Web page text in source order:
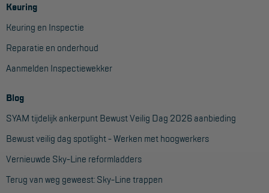
Werken bij ons
Product video's
Handleidingen
Tips en trucs
Veelgestelde vragen
Wet- en regelgeving
Keuring
Keuring en Inspectie
Reparatie en onderhoud
Aanmelden Inspectiewekker
Blog
SYAM tijdelijk ankerpunt Bewust Veilig Dag 2026 aanbieding
Bewust veilig dag spotlight - Werken met hoogwerkers
Vernieuwde Sky-Line reformladders
Terug van weg geweest: Sky-Line trappen